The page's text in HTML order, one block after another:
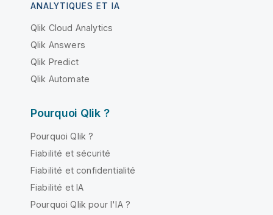
ANALYTIQUES ET IA
Qlik Cloud Analytics
Qlik Answers
Qlik Predict
Qlik Automate
Pourquoi Qlik ?
Pourquoi Qlik ?
Fiabilité et sécurité
Fiabilité et confidentialité
Fiabilité et IA
Pourquoi Qlik pour l'IA ?